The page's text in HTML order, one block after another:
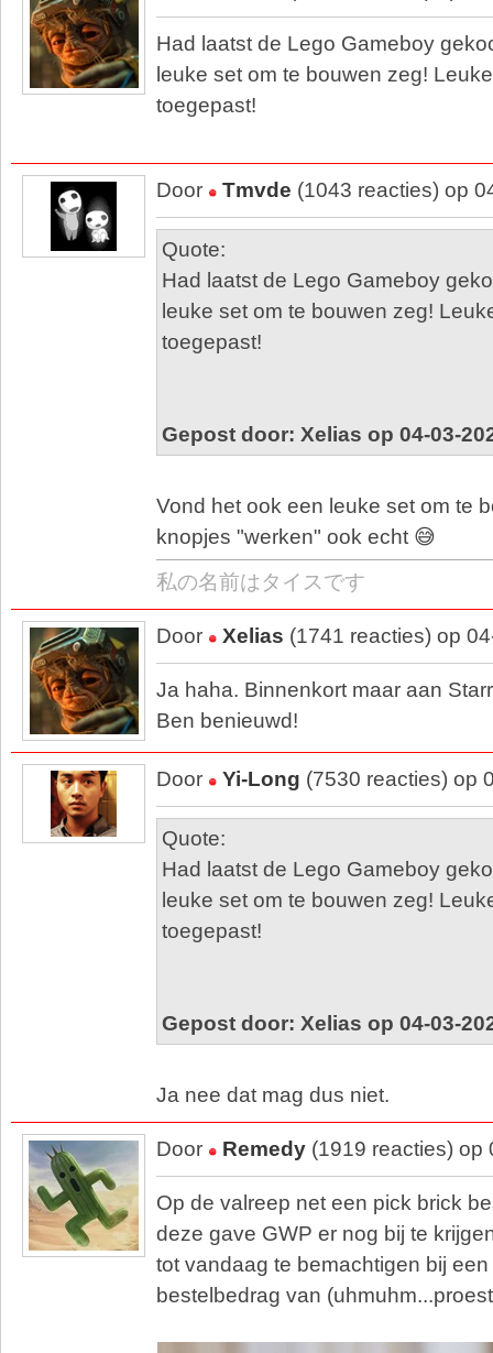
Had laatst de Lego Gameboy
leuke set om te bouwen zeg!
toegepast!
Door Tmvde (1043 reacties) op
Quote:
Had laatst de Lego Gameboy
leuke set om te bouwen zeg!
toegepast!
Gepost door: Xelias op 04-03-
Vond het ook een leuke set om te
knopjes "werken" ook echt 😅
私の名前はタイスです
Door Xelias (1741 reacties) op
Ja haha. Binnenkort maar aan
Ben benieuwd!
Door Yi-Long (7530 reacties) op
Quote:
Had laatst de Lego Gameboy
leuke set om te bouwen zeg!
toegepast!
Gepost door: Xelias op 04-03-
Ja nee dat mag dus niet.
Door Remedy (1919 reacties) op
Op de valreep net een pick brick
deze gave GWP er nog bij te
tot vandaag te bemachtigen bij
bestelbedrag van